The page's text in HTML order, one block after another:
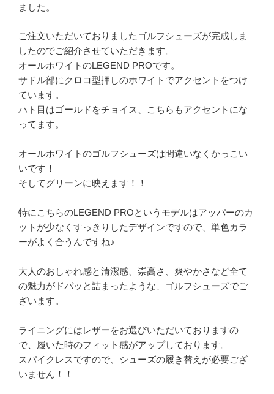
ました。
ご注文いただいておりましたゴルフシューズが完成しま
したのでご紹介させていただきます。
オールホワイトのLEGEND PROです。
サドル部にクロコ型押しのホワイトでアクセントをつけ
ています。
ハト目はゴールドをチョイス、こちらもアクセントにな
ってます。
オールホワイトのゴルフシューズは間違いなくかっこい
いです！
そしてグリーンに映えます！！
特にこちらのLEGEND PROというモデルはアッパーのカ
ットが少なくすっきりしたデザインですので、単色カラ
ーがよく合うんですね♪
大人のおしゃれ感と清潔感、崇高さ、爽やかさなど全て
の魅力がドバッと詰まったような、ゴルフシューズでご
ざいます。
ライニングにはレザーをお選びいただいておりますの
で、履いた時のフィット感がアップしております。
スパイクレスですので、シューズの履き替えが必要ござ
いません！！